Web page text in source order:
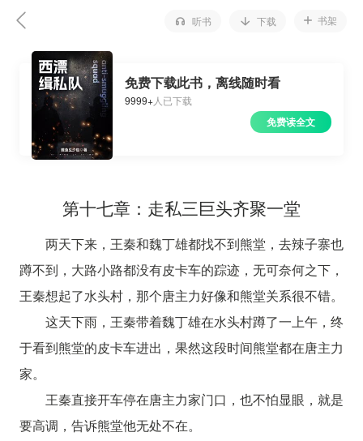
听书 下载 书架
免费下载此书，离线随时看
9999+人已下载
免费读全文
第十七章：走私三巨头齐聚一堂
两天下来，王秦和魏丁雄都找不到熊堂，去辣子寨也
蹲不到，大路小路都没有皮卡车的踪迹，无可奈何之下，
王秦想起了水头村，那个唐主力好像和熊堂关系很不错。
这天下雨，王秦带着魏丁雄在水头村蹲了一上午，终
于看到熊堂的皮卡车进出，果然这段时间熊堂都在唐主力
家。
王秦直接开车停在唐主力家门口，也不怕显眼，就是
要高调，告诉熊堂他无处不在。